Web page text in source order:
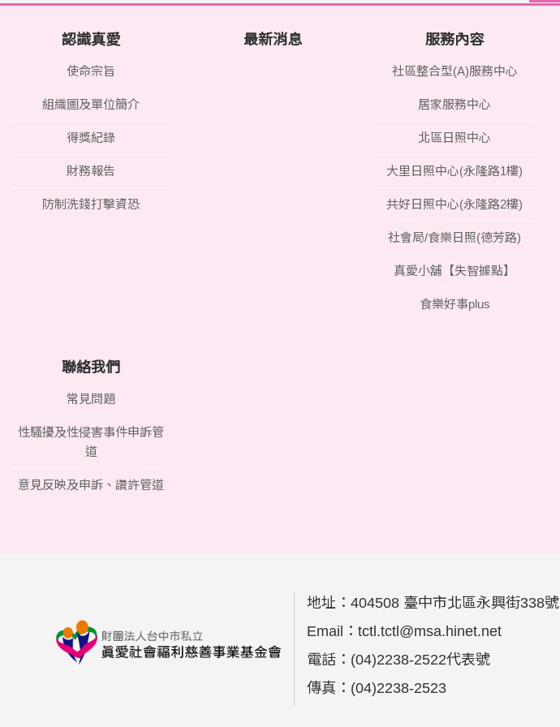
認識真愛
使命宗旨
組織圖及單位簡介
得獎紀錄
財務報告
防制洗錢打擊資恐
最新消息 服務內容
社區整合型(A)服務中心
居家服務中心
北區日照中心
大里日照中心(永隆路1樓)
共好日照中心(永隆路2樓)
社會局/食樂日照(德芳路)
真愛小舖【失智據點】
食樂好事plus
聯絡我們
常見問題
性騷擾及性侵害事件申訴管
道
意見反映及申訴、讚許管道
地址： 404508 臺中市北區永興街338號
Email： tctl.tctl@msa.hinet.net
電話： (04)2238-2522代表號
傳真： (04)2238-2523